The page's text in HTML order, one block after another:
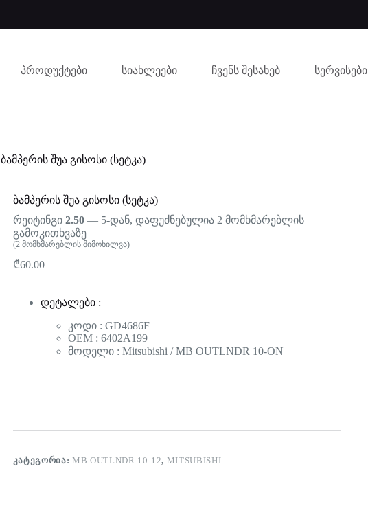
პროდუქტები სიახლეები ჩვენს შესახებ სერვისები
ბამპერის შუა გისოსი (სეტკა)
ბამპერის შუა გისოსი (სეტკა)
რეიტინგი 2.50— 5-დან, დაფუძნებულია 2 მომხმარებლის
გამოკითხვაზე
(2მომხმარებლის მიმოხილვა)
₾60.00
დეტალები :
კოდი : GD4686F
OEM : 6402A199
მოდელი : Mitsubishi / MB OUTLNDR 10-ON
ᲙᲐᲢᲔᲒᲝᲠᲘᲐ: MB OUTLNDR 10-12, MITSUBISHI